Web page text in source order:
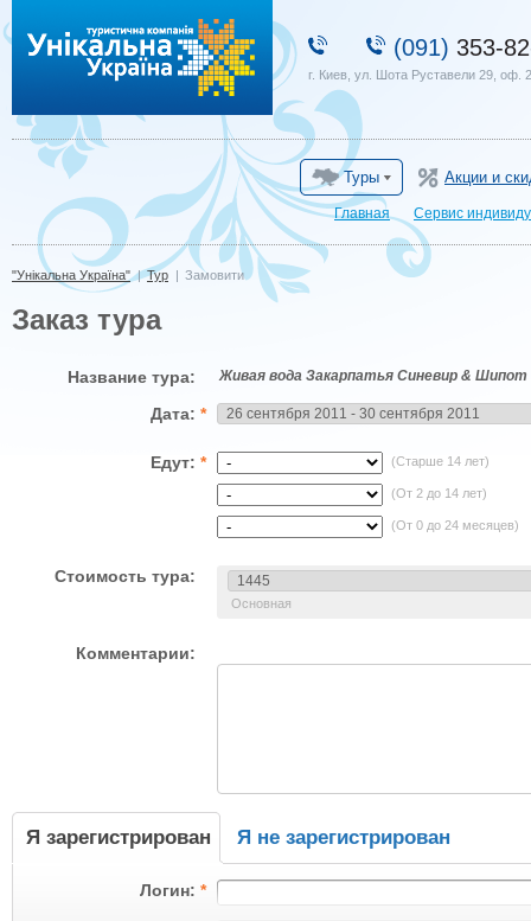
(091) 353-
г. Киев, ул. Шота Руставели 29, оф.
Туры Акции и
Главная Сервис
"Унікальна Україна" | Тур | Замовити
Заказ тура
Название тура: Живая вода Закарпатья Синевир & Шипот
Дата: *
Едут: * (Старше 14 лет)
(От 2 до 14 лет)
(От 0 до 24 месяцев)
Стоимость тура:
Основная
Комментарии:
Я зарегистрирован Я не зарегистрирован
Логин: *